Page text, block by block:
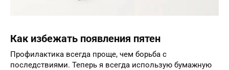
Как избежать появления пятен
Профилактика всегда проще, чем борьба с
последствиями. Теперь я всегда использую бумажную